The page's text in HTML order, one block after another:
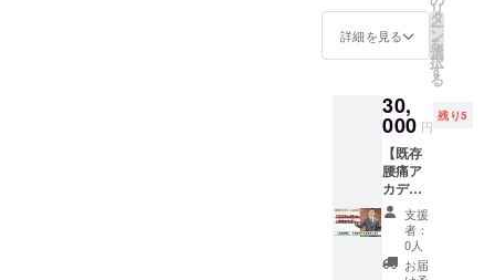
定休）
で対応
・サ
ポート
回以
上、サ
ポート
のご案
内・新
着情報
・サ
ポート
セン
ター
定院と
しての
成果や
今後の
どを語
る坂戸
先生と
の対談
動画で
す。 ※
ご支援
を確認
後、準
備でき
しま
す。 ※
なお、
支援画
て、支
援金額
の上乗
せが可
能で
す。何
卒、ご
協力の
ほどよ
ろしく
お願い
談動画
※ご支援
を確認
備でき
次第
メール
にて動
画のリ
ンクを
お送り
しま
す。 ※
なお、
支援画
いたい
願いで
日々患
る大木
真理氏
と坂戸
先生の
対談動
画で
す。 ※
ご支援
を確認
後、準
と思っ
た人生
に生き
ると決
意し、
緩消法
認定技
術者と
して、
地域の
患者さ
んを
に、驚
きを隠
う。 現
在は、
書籍
【現役
医師が
こっそ
り教え
る医療
の裏事
情 ～
す。 一
般的で
てきた
坂戸先
生に、
どのよ
うな危
機があ
り、ど
のよう
に乗り
越えて
地で開
催する
学習会
後の懇
回ご参
加いた
だけま
す。 学
習会は
17年以
上の歴
史があ
り、
1,600回
詳細を見る
リ
タ
ー
ン
を
選
択
す
る
30,
000 円
残り5
【既存
腰痛ア
カデ
ミー会
員向
け 学
習会で
支援
者：
0人
お届